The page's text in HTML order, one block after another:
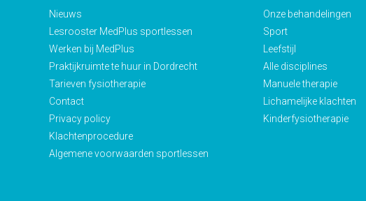
Nieuws
Lesrooster MedPlus sportlessen
Werken bij MedPlus
Praktijkruimte te huur in Dordrecht
Tarieven fysiotherapie
Contact
Privacy policy
Klachtenprocedure
Algemene voorwaarden sportlessen
Onze behandelingen
Sport
Leefstijl
Alle disciplines
Manuele therapie
Lichamelijke klachten
Kinderfysiotherapie